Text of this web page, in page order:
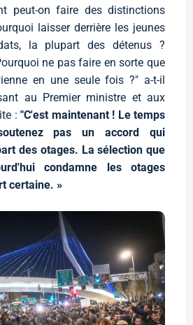
peut-on faire des distinctions
laisser derrière les jeunes
la plupart des détenus ?
ne pas faire en sorte que
en une seule fois ?" a-t-il
au Premier ministre et aux
:"C'est maintenant ! Le temps
pas un accord qui
des otages. La sélection que
condamne les otages
certaine. »